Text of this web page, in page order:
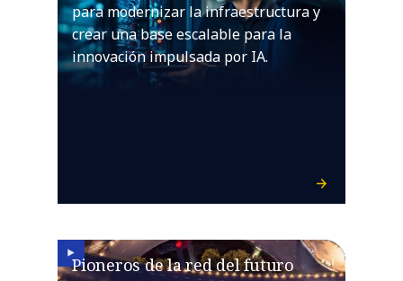
para modernizar la infraestructura y
crear una base escalable para la
innovación impulsada por IA.
Pioneros de la red del futuro